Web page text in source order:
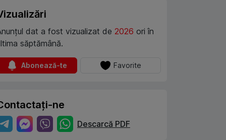
dat a fost vizualizat de 2026 ori în
săptămână.
Abonează-te Favorite
ne
Descarcă PDF